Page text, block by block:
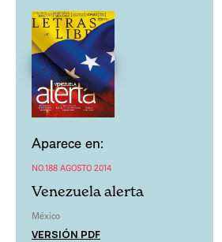
Aparece en:
NO.188 AGOSTO 2014
Venezuela alerta
México
VERSIÓN PDF